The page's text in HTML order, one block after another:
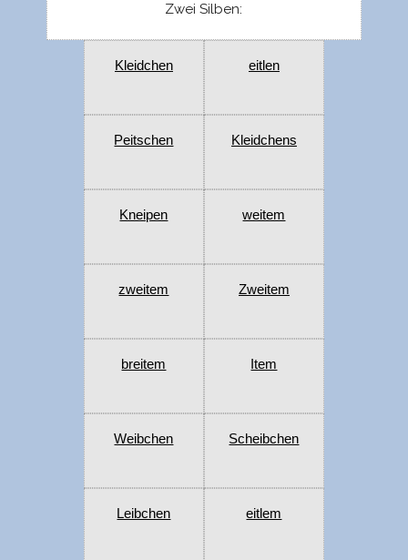
Zwei Silben:
Kleidchen eitlen
Peitschen Kleidchens
Kneipen weitem
zweitem Zweitem
breitem Item
Weibchen Scheibchen
Leibchen eitlem